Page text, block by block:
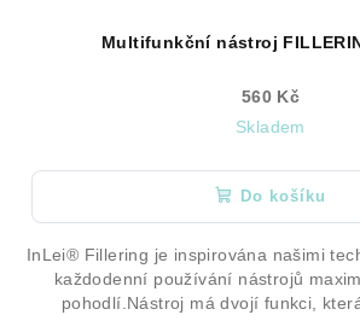
Multifunkční nástroj
560 Kč
Skladem
Do košíku
InLei® Fillering je inspirována našimi
každodenní používání nástrojů
pohodlí.Nástroj má dvojí funkci,